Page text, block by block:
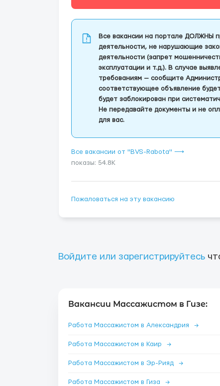
Все вакансии на портале ДОЛЖНЫ
деятельности, не нарушающие
деятельности (запрет
эксплуатации и т.д.). В случае
требованиям — сообщите
соответствующее объявление
будет заблокирован при
Не передавайте документы и не
для вас.
Все вакансии от "BVS-Rabota" ⟶
показы: 54.8K
Пожаловаться на эту вакансию
Войдите или зарегистрируйтесь
Вакансии Массажистом в Гизе:
Работа Массажистом в Александрия →
Работа Массажистом в Каир →
Работа Массажистом в Эр-Рияд →
Работа Массажистом в Гиза →